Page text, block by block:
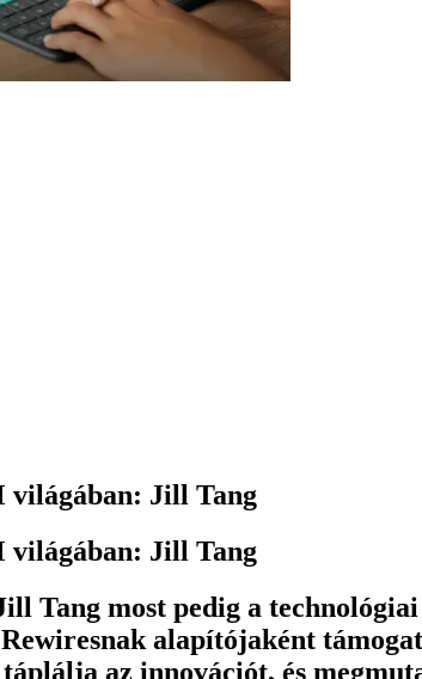
világában: Jill Tang
világában: Jill Tang
Tang most pedig a
Rewiresnak alapítójaként
az innovációt, és